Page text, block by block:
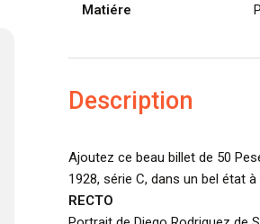
Matiére
Description
Ajoutez ce beau billet de 50
1928, série C, dans un bel état
RECTO